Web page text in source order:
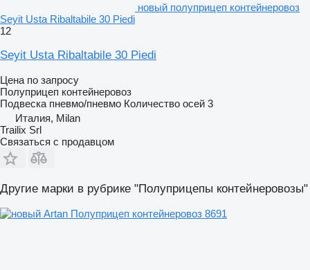
новый полуприцеп контейнеровоз
Seyit Usta Ribaltabile 30 Piedi
12
Seyit Usta Ribaltabile 30 Piedi
Цена по запросу
Полуприцеп контейнеровоз
Подвеска пневмо/пневмо Количество осей 3
Италия, Milan
Trailix Srl
Связаться с продавцом
Другие марки в рубрике "Полуприцепы контейнеровозы"